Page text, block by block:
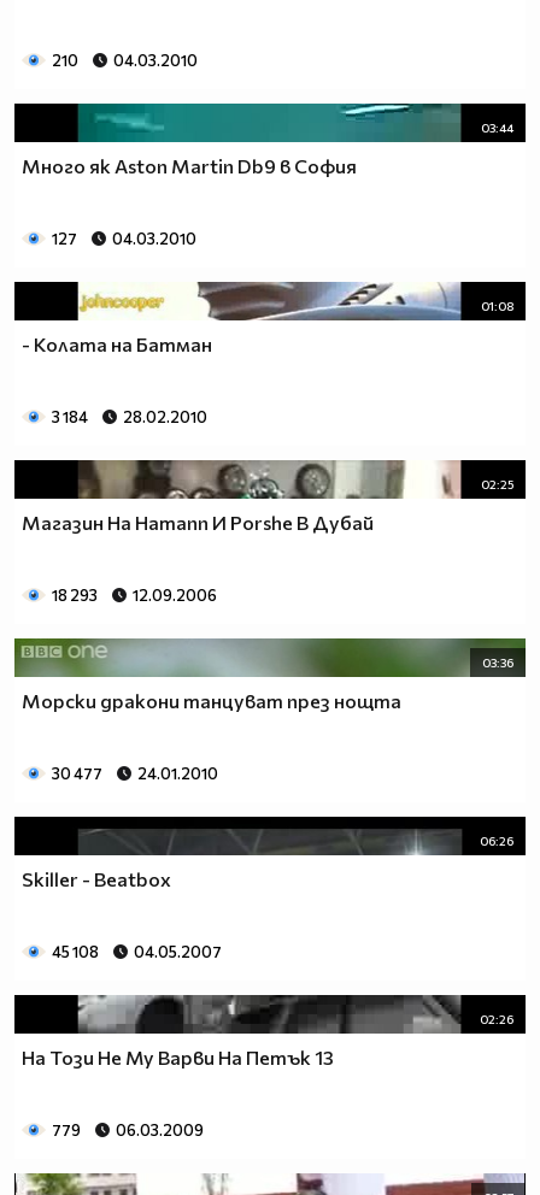
210 04.03.2010
03:44
Много як Aston Martin Db9 в София
127 04.03.2010
01:08
- Колата на Батман
3 184 28.02.2010
02:25
Магазин На Hamann И Porshe В Дубай
18 293 12.09.2006
03:36
Морски дракони танцуват през нощта
30 477 24.01.2010
06:26
Skiller - Beatbox
45 108 04.05.2007
02:26
На Този Не Му Варви На Петък 13
779 06.03.2009